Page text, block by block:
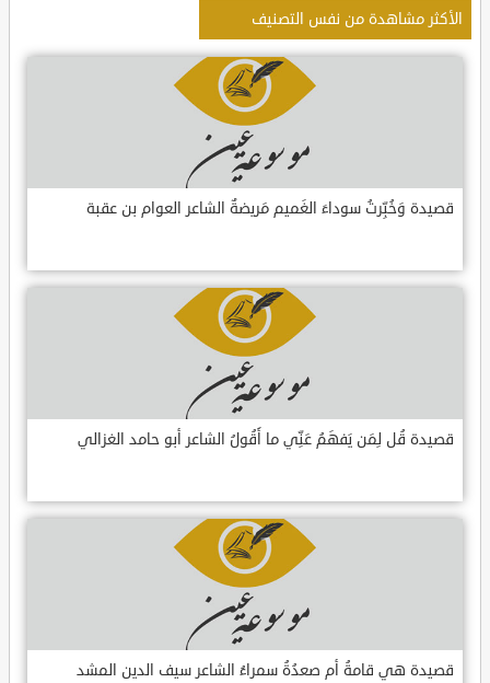
الأكثر مشاهدة من نفس التصنيف
قصيدة وَخُبِّرتُ سوداءَ الغَميم مَريضةٌ الشاعر العوام بن عقبة
قصيدة قُل لِمَن يَفهَمُ عَنِّي ما أَقُولُ الشاعر أبو حامد الغزالي
قصيدة هي قامةُ أم صعدُةُ سمراءُ الشاعر سيف الدين المشد